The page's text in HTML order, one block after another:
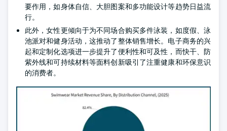
要作用，如身体自信、大胆图案和多功能设计等趋势日益流
行。
此外，女性更倾向于为不同场合购买多件泳装，如度假、泳
池派对和健身活动，这推动了整体销售增长。电子商务的兴
起和定制化选项进一步提升了便利性和可及性，而快干、防
紫外线和可持续材料等面料创新吸引了注重健康和环保意识
的消费者。